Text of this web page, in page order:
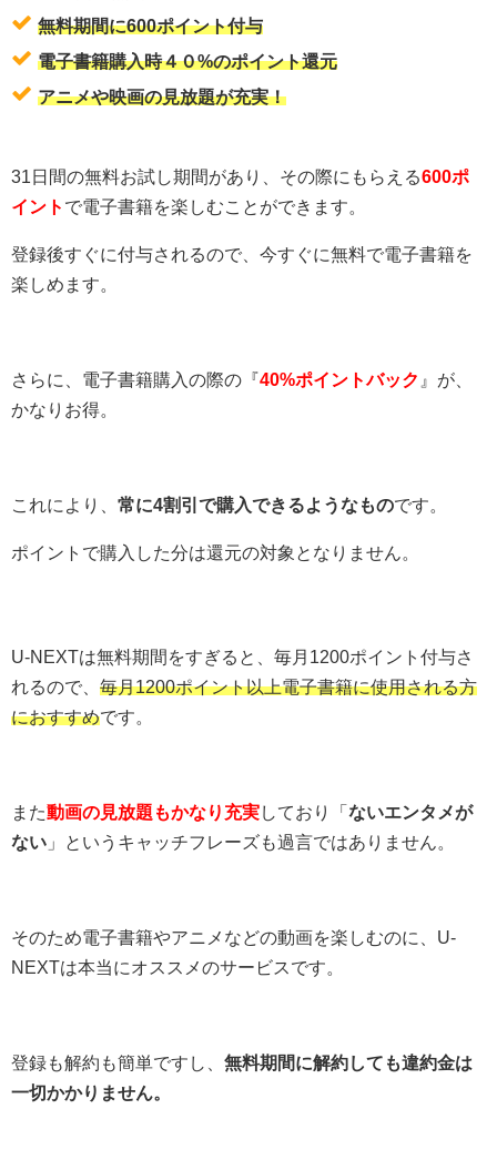
無料期間に600ポイント付与
電子書籍購入時４０%のポイント還元
アニメや映画の見放題が充実！
31日間の無料お試し期間があり、その際にもらえる600ポ
イント で電子書籍を楽しむことができます。
登録後すぐに付与されるので、今すぐに無料で電子書籍を
楽しめます。
さらに、電子書籍購入の際の『40%ポイントバック 』が、
かなりお得。
これにより、 常に4割引で購入できるようなものです。
ポイントで購入した分は還元の対象となりません。
U-NEXTは無料期間をすぎると、毎月1200ポイント付与さ
れるので、 毎月1200ポイント以上電子書籍に使用される方
におすすめです。
また動画の見放題もかなり充実しており「 ないエンタメが
ない 」というキャッチフレーズも過言ではありません。
そのため電子書籍やアニメなどの動画を楽しむのに、U-
NEXTは本当にオススメのサービスです。
登録も解約も簡単ですし、 無料期間に解約しても違約金は
一切かかりません。